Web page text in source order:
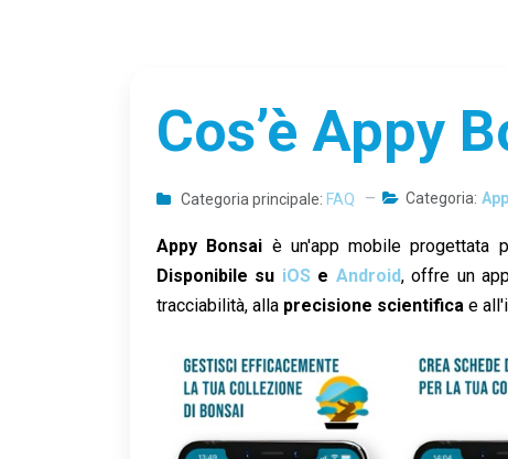
Cos’è Appy
Categoria principale: FAQ Categoria:
Appy Bonsai è un'app mobile progettata
Disponibile su iOS e Android, offre un
tracciabilità, alla precisione scientifica e